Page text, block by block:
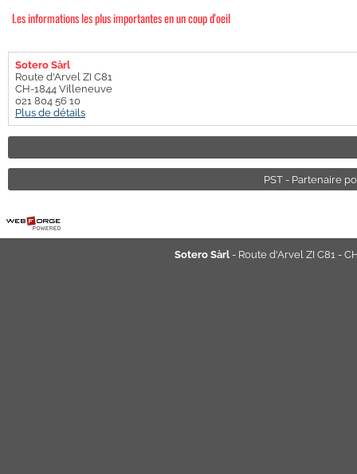
Les informations les plus importantes en un coup d'oeil
Sotero Sàrl
Route d'Arvel ZI C81
CH-1844 Villeneuve
021 804 56 10
Plus de détails
PST - Partenaire
Sotero Sàrl- Route d'Arvel ZI C81 -